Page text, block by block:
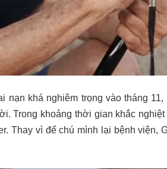
nạn khá nghiêm trọng vào tháng
Trong khoảng thời gian khắc
Thay vì để chú mình lại bệnh viện,